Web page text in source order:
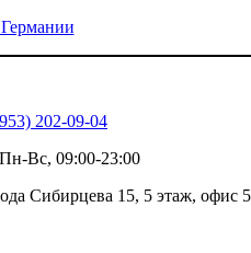
202-09-04
Пн-Вс, 09:00-23:00
Сибирцева 15, 5 этаж, офис